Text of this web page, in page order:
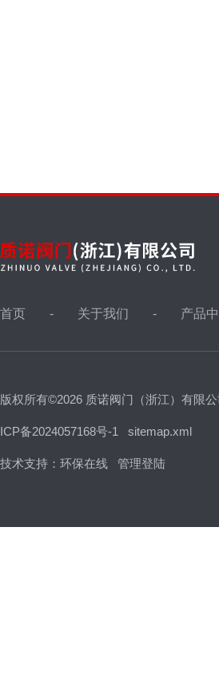
首页 关于我们 产品
版权所有©2026 质诺阀门（浙江）有限
ICP备2024057168号-1 sitemap.xml
技术支持： 环保在线 管理登陆